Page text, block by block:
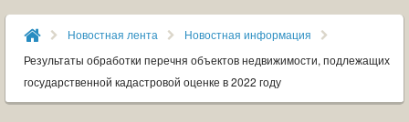
ГОРОД
ДУМА
Новостная лента
Новостная информация
Результаты обработки перечня объектов недвижимости, подлежащих
государственной кадастровой оценке в 2022 году